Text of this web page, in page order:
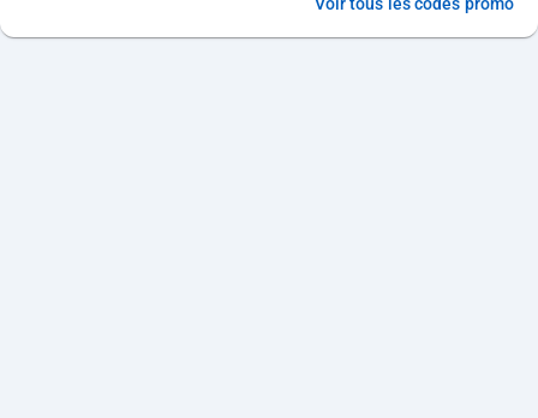
Voir tous les codes promo